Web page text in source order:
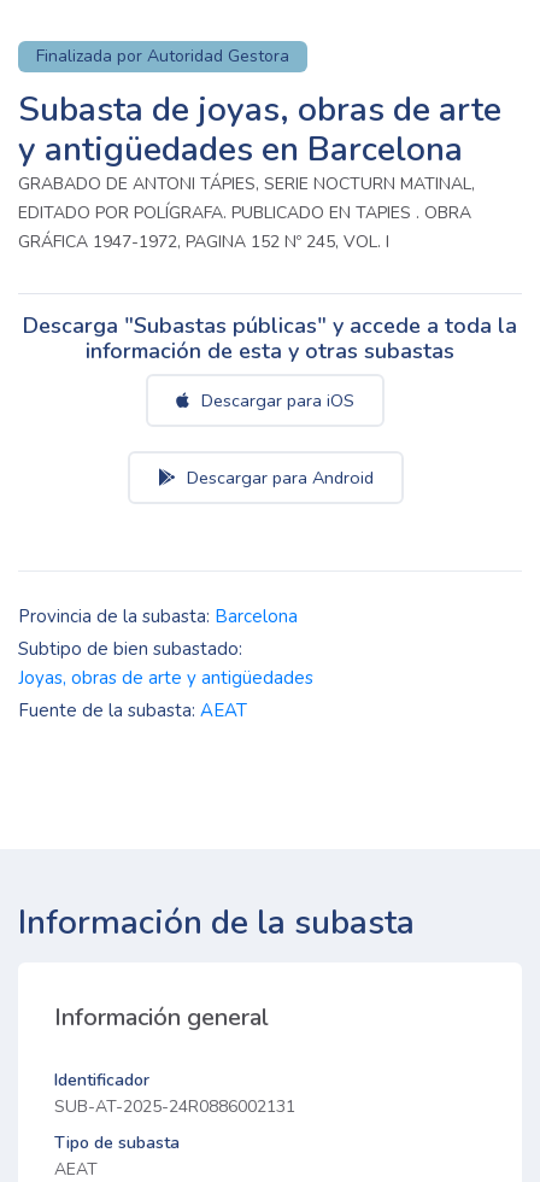
Finalizada por Autoridad Gestora
Subasta de joyas, obras de arte
y antigüedades en Barcelona
GRABADO DE ANTONI TÁPIES, SERIE NOCTURN MATINAL,
EDITADO POR POLÍGRAFA. PUBLICADO EN TAPIES . OBRA
GRÁFICA 1947-1972, PAGINA 152 Nº 245, VOL. I
Descarga "Subastas públicas" y accede a toda la
información de esta y otras subastas
Descargar para iOS
Descargar para Android
Provincia de la subasta: Barcelona
Subtipo de bien subastado:
Joyas, obras de arte y antigüedades
Fuente de la subasta: AEAT
Información de la subasta
Información general
Identificador
SUB-AT-2025-24R0886002131
Tipo de subasta
AEAT